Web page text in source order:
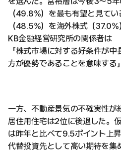
（49.8%）を最も有望と見て
（48.5%）を海外株式（37.0%
KB金融経営研究所の関係者は
「株式市場に対する好条件が
方が優勢であることを意味する
一方、不動産景気の不確実性が
居住用住宅は2位に後退した。
は昨年と比べて9.5ポイント上昇
代替投資先として高い期待を集